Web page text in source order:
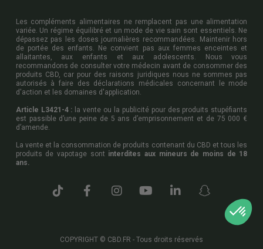
Les compléments alimentaires ne remplacent pas une alimentation
variée. Un régime équilibré et un mode de vie sain sont essentiels. Ne
dépassez pas les doses journalières recommandées. Maintenir hors
de portée des enfants. Ne convient pas aux femmes enceintes et
allaitantes, aux enfants et aux adolescents. Nous vous
recommandons de consulter votre médecin avant de consommer des
produits CBD, car pour des raisons juridiques nous ne sommes pas
autorisés à faire des déclarations médicales concernant le mode
d'action et les domaines d'application.
Article L3421-4 : la vente ou la publicité pour des produits stupéfiants
est passible d’une peine de 5 ans d’emprisonnement et de 75 000 €
d’amende.
La vente et la consommation de produits contenant du CBD et tous les
produits de vapotage sont interdites aux mineurs de moins de 18
ans.
COPYRIGHT © CBD.FR - Tous droits réservés